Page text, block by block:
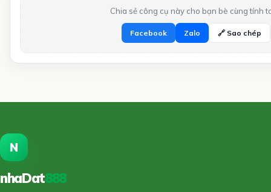
Chia sẻ công cụ này cho bạn bè cùng tính
Facebook Zalo 🔗 Sao chép
N
nhaDat888